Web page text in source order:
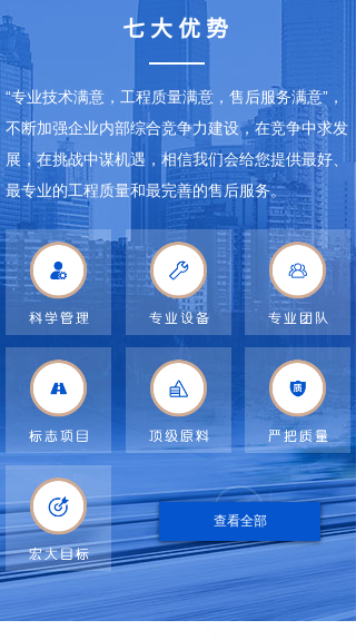
七大优势
“专业技术满意，工程质量满意，售后服务满意”，
不断加强企业内部综合竞争力建设，在竞争中求发
展，在挑战中谋机遇，相信我们会给您提供最好、
最专业的工程质量和最完善的售后服务。
查看全部